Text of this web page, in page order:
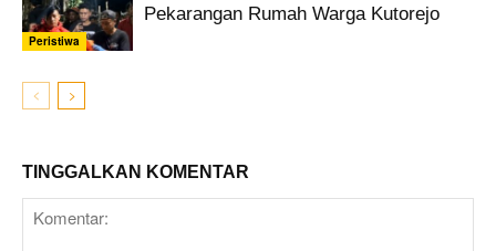
Peristiwa
Pekarangan Rumah Warga Kutorejo
TINGGALKAN KOMENTAR